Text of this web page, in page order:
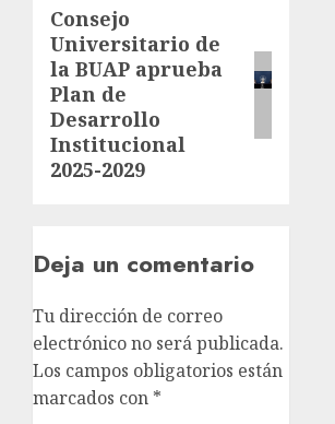
Consejo
Universitario de
la BUAP aprueba
Plan de
Desarrollo
Institucional
2025-2029
Deja un comentario
Tu dirección de correo
electrónico no será publicada.
Los campos obligatorios están
marcados con *